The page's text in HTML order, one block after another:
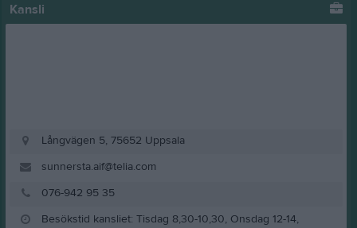
Kansli
Långvägen 5, 75652 Uppsala
sunnersta.aif@telia.com
076-942 95 35
Besökstid kansliet: Tisdag 8,30-10,30, Onsdag 12-14,